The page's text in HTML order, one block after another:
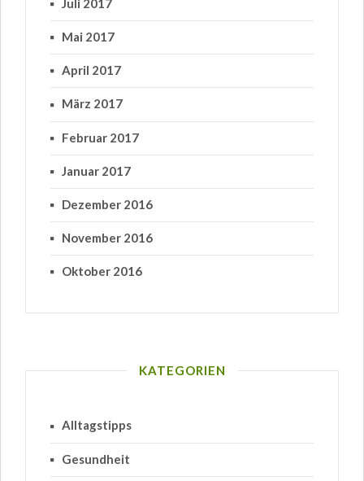
Juli 2017
Mai 2017
April 2017
März 2017
Februar 2017
Januar 2017
Dezember 2016
November 2016
Oktober 2016
KATEGORIEN
Alltagstipps
Gesundheit